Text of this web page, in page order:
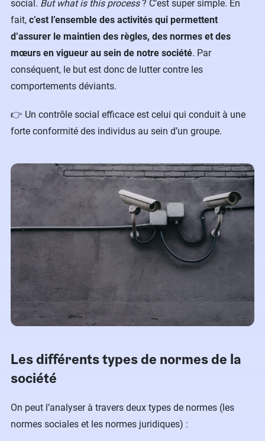
social. But what is this process? C’est super simple. En
fait, c’est l’ensemble des activités qui permettent
d’assurer le maintien des règles, des normes et des
mœurs en vigueur au sein de notre société. Par
conséquent, le but est donc de lutter contre les
comportements déviants.
👉 Un contrôle social efficace est celui qui conduit à une
forte conformité des individus au sein d’un groupe.
Les différents types de normes de la
société
On peut l’analyser à travers deux types de normes (les
normes sociales et les normes juridiques) :